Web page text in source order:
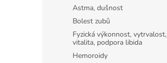
Astma, dušnost
Bolest zubů
Fyzická výkonnost, vytrvalost,
vitalita, podpora libida
Hemoroidy